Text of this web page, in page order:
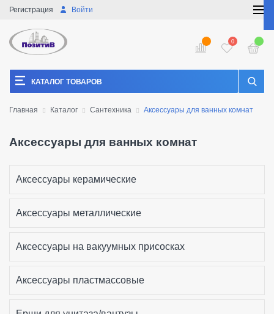
Войти
Регистрация
0
КАТАЛОГ ТОВАРОВ
Главная Каталог Сантехника Аксессуары для ванных комнат
Аксессуары для ванных комнат
Аксессуары керамические
Аксессуары металлические
Аксессуары на вакуумных присосках
Аксессуары пластмассовые